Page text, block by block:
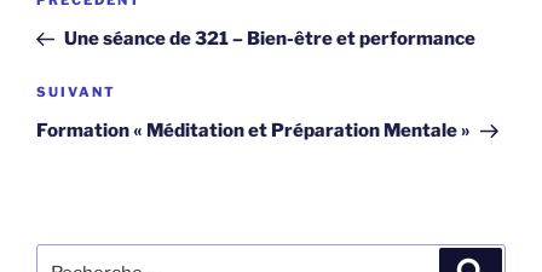
l’article
précédent
Une séance de 321 – Bien-être et performance
Article
suivant
SUIVANT
Formation « Méditation et Préparation Mentale »